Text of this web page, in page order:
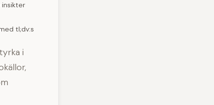
insikter
tl;dv:s
i